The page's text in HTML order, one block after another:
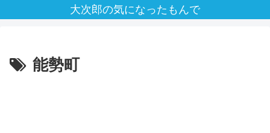
大次郎の気になったもんで
能勢町